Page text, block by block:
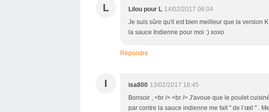
L Lilou pour L 14/02/2017 06:04
Je suis sûre qu'il est bien meilleur que la version
la sauce Indienne pour moi :) xoxo
Répondre
I isa800 13/02/2017 18:45
Bonsoir , <br /> <br /> J'avoue que le poulet
par contre la sauce indienne me fait " de l’œil " .